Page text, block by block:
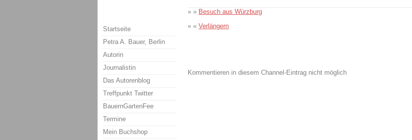
» » Besuch aus Würzburg
« « Verlängern
Kommentieren in diesem Channel-Eintrag nicht möglich
Startseite
Petra A. Bauer, Berlin
Autorin
Journalistin
Das Autorenblog
Treffpunkt Twitter
BauernGartenFee
Termine
Mein Buchshop